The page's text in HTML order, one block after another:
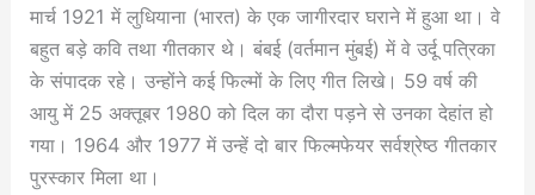
मार्च 1921 में लुधियाना (भारत) के एक जागीरदार घराने में हुआ था। वे
बहुत बड़े कवि तथा गीतकार थे। बंबई (वर्तमान मुंबई) में वे उर्दू पत्रिका
के संपादक रहे। उन्होंने कई फिल्मों के लिए गीत लिखे। 59 वर्ष की
आयु में 25 अक्तूबर 1980 को दिल का दौरा पड़ने से उनका देहांत हो
गया। 1964 और 1977 में उन्हें दो बार फिल्मफेयर सर्वश्रेष्ठ गीतकार
पुरस्कार मिला था।